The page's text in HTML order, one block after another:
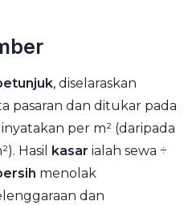
, diselaraskan
pasaran dan ditukar pada
per m² (daripada
Hasil kasar ialah sewa ÷
menolak
dan